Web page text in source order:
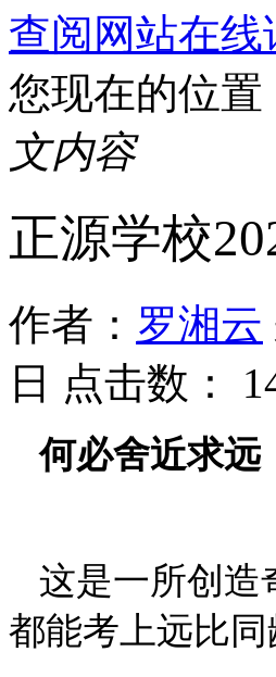
查阅网站在线
您现在的位置
文内容
正源学校
作者： 罗湘云
日 点击数：
何必舍近求远
这是一所创造
都能考上远比